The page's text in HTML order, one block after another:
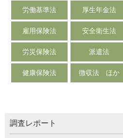
労働基準法 厚生年金法
雇用保険法 安全衛生法
労災保険法 派遣法
健康保険法 徴収法 ほか
調査レポート